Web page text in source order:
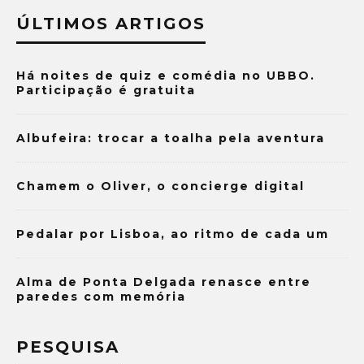
ÚLTIMOS ARTIGOS
Há noites de quiz e comédia no UBBO.
Participação é gratuita
Albufeira: trocar a toalha pela aventura
Chamem o Oliver, o concierge digital
Pedalar por Lisboa, ao ritmo de cada um
Alma de Ponta Delgada renasce entre
paredes com memória
PESQUISA